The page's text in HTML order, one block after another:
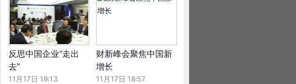
反思中国企业“走出
去”
11月17日 19:13
财新峰会聚焦中国新
增长
11月17日 18:57